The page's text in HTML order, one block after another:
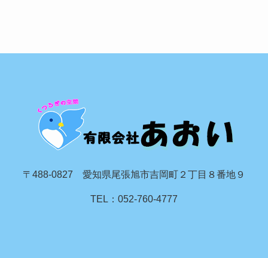
〒488-0827 愛知県尾張旭市吉岡町２丁目８番地９
TEL：052-760-4777